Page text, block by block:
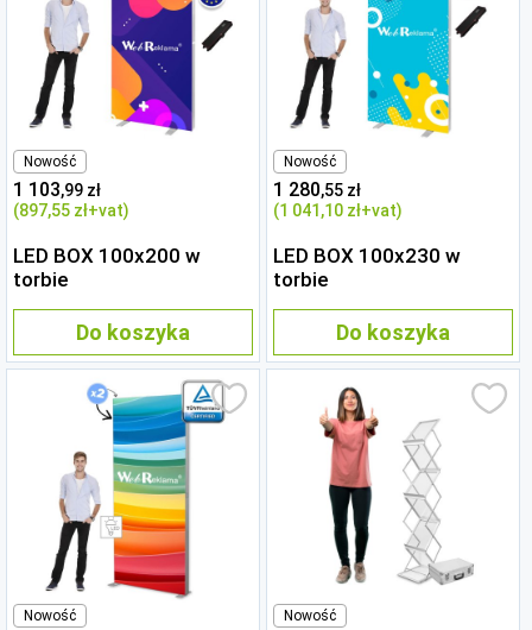
Nowość
1 103,99 zł
(897,55 zł+vat)
LED BOX 100x200 w
torbie
Do koszyka
Nowość
1 280,55 zł
(1 041 ,10 zł+vat)
LED BOX 100x230 w
torbie
Do koszyka
Nowość Nowość